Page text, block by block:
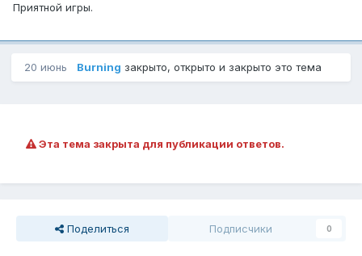
Приятной игры.
20 июнь Burning закрыто, открыто и закрыто это тема
Эта тема закрыта для публикации ответов.
Поделиться Подписчики 0